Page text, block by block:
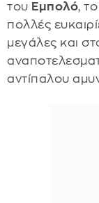
του Εμπολό,
πολλές
μεγάλες και
αντίπαλου